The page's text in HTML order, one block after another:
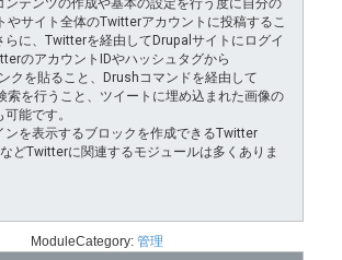
やサイト全体のTwitterアカウントに投稿するこ
らに、Twitterを経由してDrupalサイトにログイ
のアカウントIDやハッシュタグから
クを貼ること、Drushコマンドを経由して
索を行うこと、ツイートに埋め込まれた画像の
能です。
ンを表示するブロックを作成できるTwitter
どTwitterに関連するモジュールは多くありま
ModuleCategory: 管理